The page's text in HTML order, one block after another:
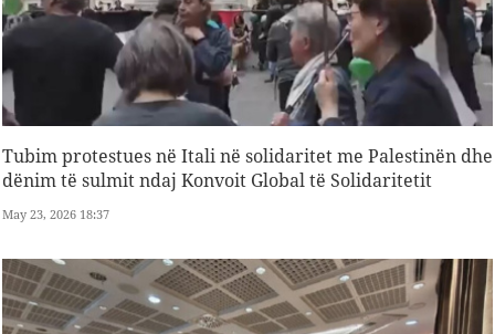
Tubim protestues në Itali në solidaritet me Palestinën dhe
dënim të sulmit ndaj Konvoit Global të Solidaritetit
May 23, 2026 18:37